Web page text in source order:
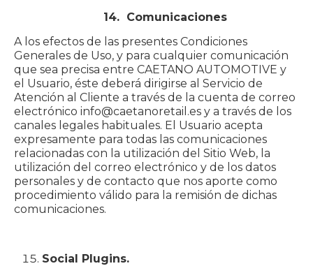
14. Comunicaciones
A los efectos de las presentes Condiciones
Generales de Uso, y para cualquier comunicación
que sea precisa entre CAETANO AUTOMOTIVE y
el Usuario, éste deberá dirigirse al Servicio de
Atención al Cliente a través de la cuenta de correo
electrónico info@caetanoretail.es y a través de los
canales legales habituales. El Usuario acepta
expresamente para todas las comunicaciones
relacionadas con la utilización del Sitio Web, la
utilización del correo electrónico y de los datos
personales y de contacto que nos aporte como
procedimiento válido para la remisión de dichas
comunicaciones.
Social Plugins.